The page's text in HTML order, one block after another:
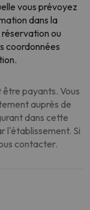
vous prévoyez
dans la
réservation ou
coordonnées
payants. Vous
auprès de
dans cette
l'établissement. Si
contacter.